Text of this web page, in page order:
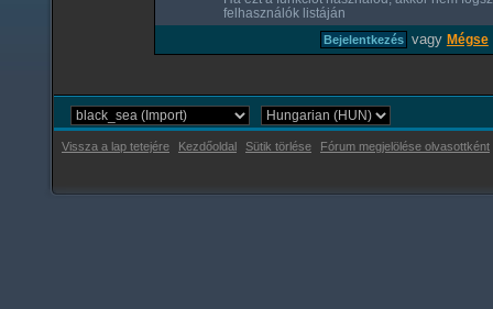
felhasználók listáján
vagy Mégse
Vissza a lap tetejére Kezdőoldal Sütik törlése Fórum megjelölése olvasottként